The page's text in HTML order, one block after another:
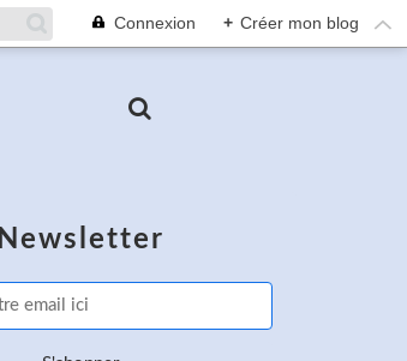
Connexion + Créer mon blog
Newsletter